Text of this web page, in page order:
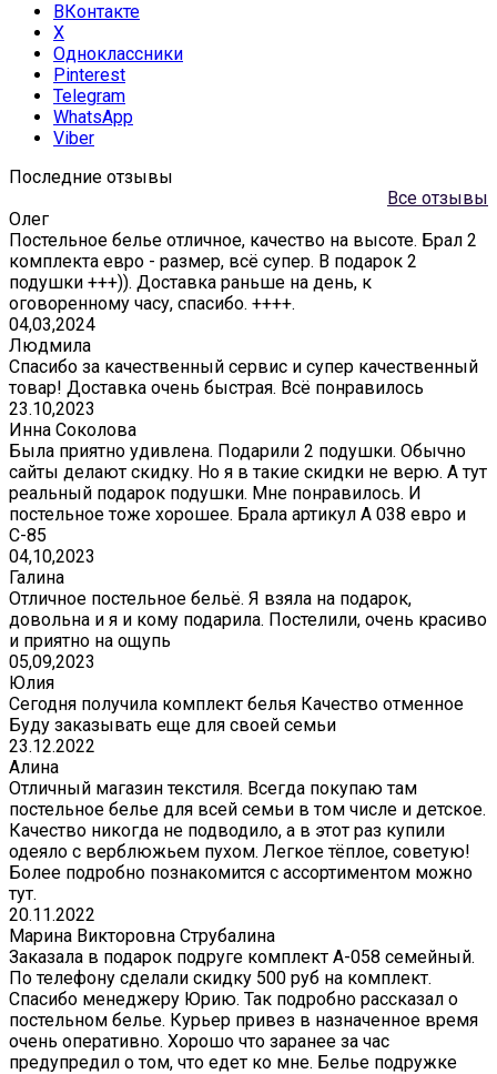
ВКонтакте
X
Одноклассники
Pinterest
Telegram
WhatsApp
Viber
Последние отзывы
Все отзывы
Олег
Постельное белье отличное, качество на высоте. Брал 2
комплекта евро - размер, всё супер. В подарок 2
подушки +++)). Доставка раньше на день, к
оговоренному часу, спасибо. ++++.
04,03,2024
Людмила
Спасибо за качественный сервис и супер качественный
товар! Доставка очень быстрая. Всё понравилось
23.10,2023
Инна Соколова
Была приятно удивлена. Подарили 2 подушки. Обычно
сайты делают скидку. Но я в такие скидки не верю. А тут
реальный подарок подушки. Мне понравилось. И
постельное тоже хорошее. Брала артикул А 038 евро и
С-85
04,10,2023
Галина
Отличное постельное бельё. Я взяла на подарок,
довольна и я и кому подарила. Постелили, очень красиво
и приятно на ощупь
05,09,2023
Юлия
Сегодня получила комплект белья Качество отменное
Буду заказывать еще для своей семьи
23.12.2022
Алина
Отличный магазин текстиля. Всегда покупаю там
постельное белье для всей семьи в том числе и детское.
Качество никогда не подводило, а в этот раз купили
одеяло с верблюжьем пухом. Легкое тёплое, советую!
Более подробно познакомится с ассортиментом можно
тут.
20.11.2022
Марина Викторовна Струбалина
Заказала в подарок подруге комплект А-058 семейный.
По телефону сделали скидку 500 руб на комплект.
Спасибо менеджеру Юрию. Так подробно рассказал о
постельном белье. Курьер привез в назначенное время
очень оперативно. Хорошо что заранее за час
предупредил о том, что едет ко мне. Белье подружке